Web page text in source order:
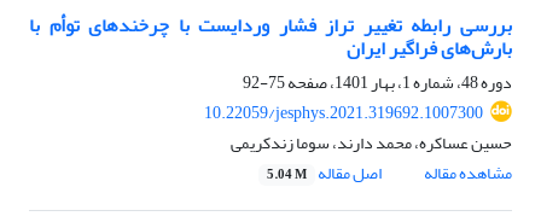
بررسی رابطه تغییر تراز فشار وردایست با چرخند‌های توأم با
بارش‌های فراگیر ایران
دوره 48، شماره 1، بهار 1401، صفحه
75-92
10.22059/jesphys.2021.319692.1007300
حسین عساکره، محمد دارند، سوما زندکریمی
مشاهده مقاله
اصل مقاله 5.04 M